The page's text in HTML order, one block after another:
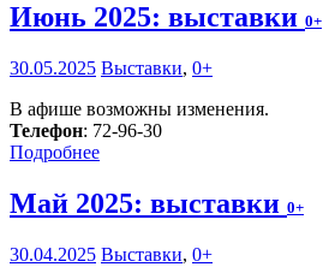
Июнь 2025: выставки 0+
30.05.2025 Выставки, 0+
В афише возможны изменения.
Телефон: 72-96-30
Подробнее
Май 2025: выставки 0+
30.04.2025 Выставки, 0+